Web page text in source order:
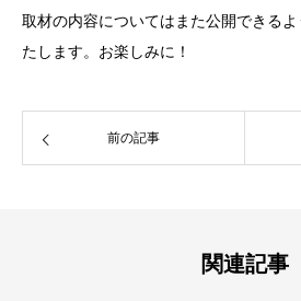
取材の内容についてはまた公開できる
たします。お楽しみに！
前の記事
関連記事